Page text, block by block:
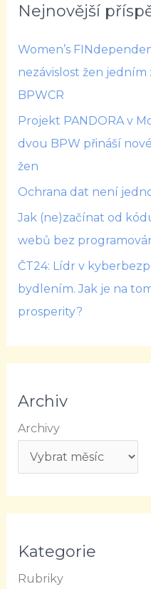
Nejnovější
Women’s
nezávislost žen
BPWCR
Projekt PANDORA v
dvou BPW přináší
žen
Ochrana dat není
Jak (ne)začínat od
webů bez
ČT24: Lídr v
bydlením. Jak je na
prosperity?
Archiv
Archivy
Kategorie
Rubriky